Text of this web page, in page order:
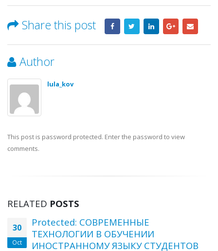
Share this post
Author
lula_kov
This post is password protected. Enter the password to view
comments.
RELATED POSTS
30
Oct
Protected: СОВРЕМЕННЫЕ
ТЕХНОЛОГИИ В ОБУЧЕНИИ
ИНОСТРАННОМУ ЯЗЫКУ СТУДЕНТОВ